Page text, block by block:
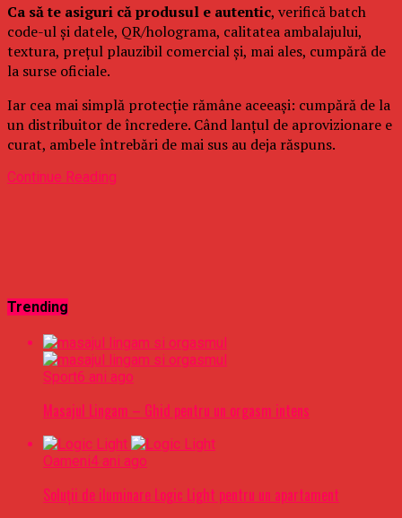
Ca să te asiguri că produsul e autentic, verifică batch
code-ul și datele, QR/holograma, calitatea ambalajului,
textura, prețul plauzibil comercial și, mai ales, cumpără de
la surse oficiale.
Iar cea mai simplă protecție rămâne aceeași: cumpără de la
un distribuitor de încredere. Când lanțul de aprovizionare e
curat, ambele întrebări de mai sus au deja răspuns.
Continue Reading
Trending
Sport6 ani ago
Masajul Lingam – Ghid pentru un orgasm intens
Oameni4 ani ago
Soluții de iluminare Logic Light pentru un apartament